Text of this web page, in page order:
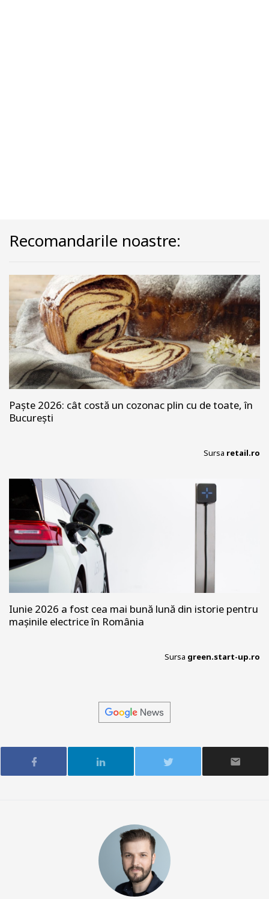
Recomandarile noastre:
Paște 2026: cât costă un cozonac plin cu de toate, în
București
Sursa retail.ro
Iunie 2026 a fost cea mai bună lună din istorie pentru
mașinile electrice în România
Sursa green.start-up.ro